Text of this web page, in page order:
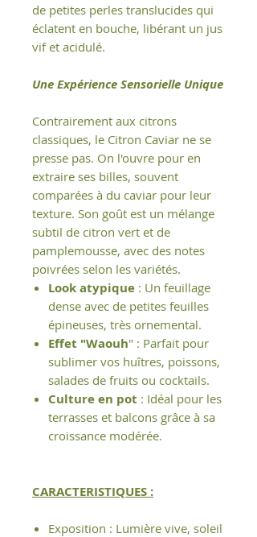
de petites perles translucides qui
éclatent en bouche, libérant un jus
vif et acidulé.
Une Expérience Sensorielle Unique
Contrairement aux citrons
classiques, le Citron Caviar ne se
presse pas. On l'ouvre pour en
extraire ses billes, souvent
comparées à du caviar pour leur
texture. Son goût est un mélange
subtil de citron vert et de
pamplemousse, avec des notes
poivrées selon les variétés.
Look atypique : Un feuillage
dense avec de petites feuilles
épineuses, très ornemental.
Effet "Waouh" : Parfait pour
sublimer vos huîtres, poissons,
salades de fruits ou cocktails.
Culture en pot : Idéal pour les
terrasses et balcons grâce à sa
croissance modérée.
CARACTERISTIQUES :
Exposition : Lumière vive, soleil